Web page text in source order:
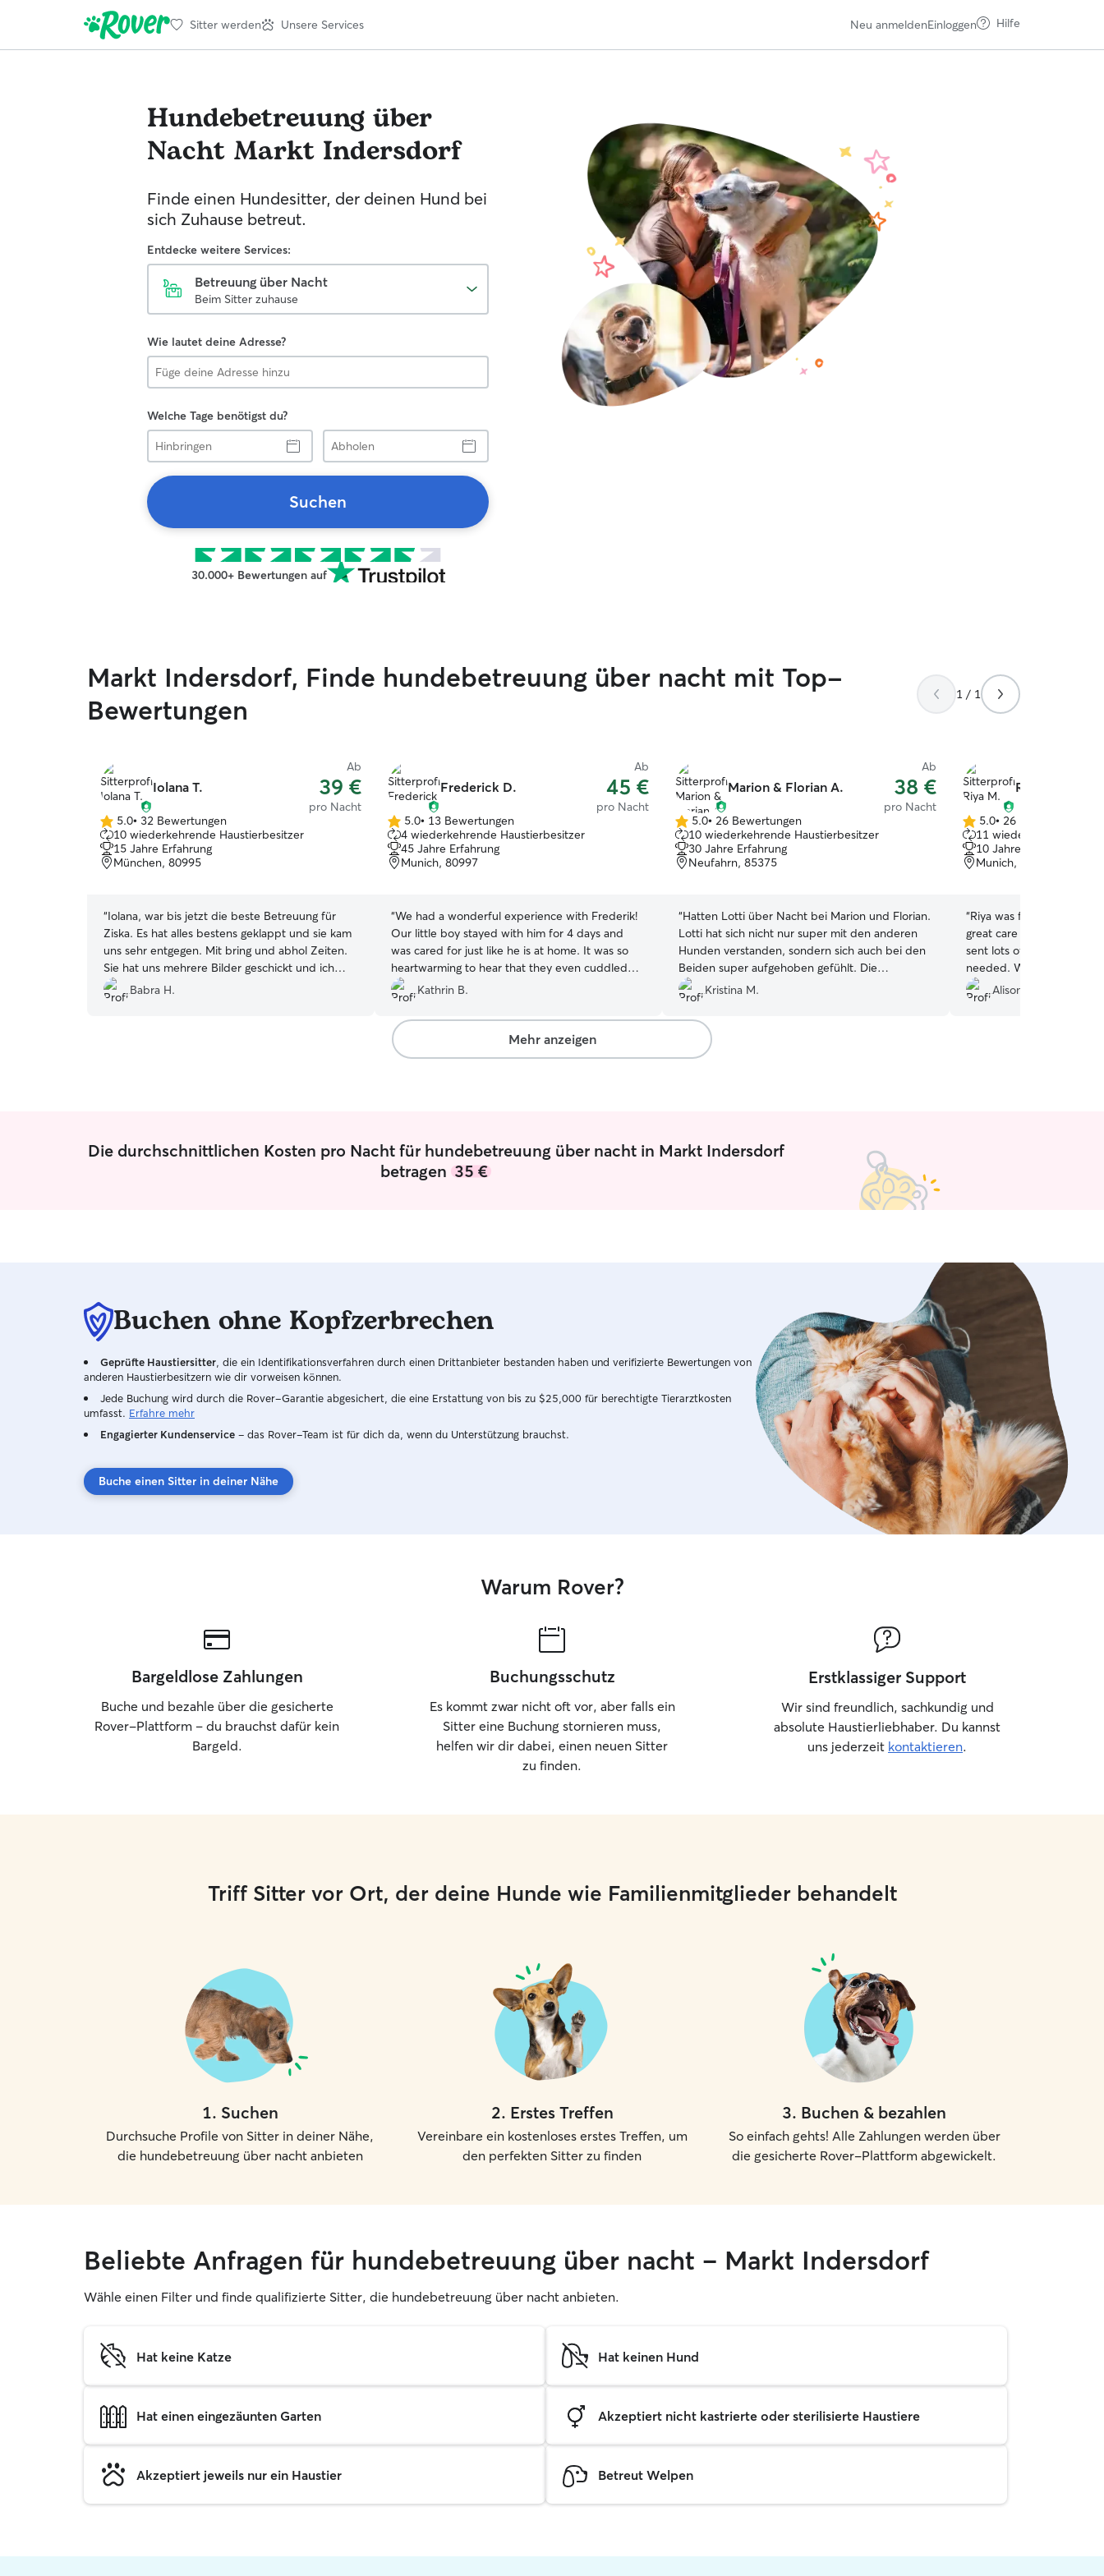
Sitter werden Unsere Services Neu anmeldenEinloggen Hilfe
Hundebetreuung über
Nacht Markt Indersdorf
Finde einen Hundesitter, der deinen Hund bei
sich Zuhause betreut.
Entdecke weitere Services:
Betreuung über Nacht
Beim Sitter zuhause
Wie lautet deine Adresse?
Welche Tage benötigst du?
Hinbringen
Abholen
Suchen
30.000+ Bewertungen auf
Markt Indersdorf, Finde hundebetreuung über nacht mit Top-
Bewertungen
1 / 1
Iolana T.
Ab
39 €
pro Nacht
5.0
von
5
Sternen
5.0• 32 Bewertungen
10 wiederkehrende Haustierbesitzer
15 Jahre Erfahrung
München, 80995
“Iolana, war bis jetzt die beste Betreuung für
Ziska. Es hat alles bestens geklappt und sie kam
uns sehr entgegen. Mit bring und abhol Zeiten.
Sie hat uns mehrere Bilder geschickt und ich
konnte gut erkennen das es Ziska gut ging.
Würde ich auf jedenfall wieder buchen.
Babra H.
Frederick D.
Ab
45 €
pro Nacht
5.0
von
5
Sternen
5.0• 13 Bewertungen
4 wiederkehrende Haustierbesitzer
45 Jahre Erfahrung
Munich, 80997
“We had a wonderful experience with Frederik!
Our little boy stayed with him for 4 days and
was cared for just like he is at home. It was so
heartwarming to hear that they even cuddled
and that our dog managed to make Frederik
laugh. Frederik also gave us plenty of updates
and pictures throughout the stay, which gave us
such peace of mind knowing he was so
comfortable and happy. We truly appreciated
Kathrin B.
Marion & Florian A.
Ab
38 €
pro Nacht
5.0
von
5
Sternen
5.0• 26 Bewertungen
10 wiederkehrende Haustierbesitzer
30 Jahre Erfahrung
Neufahrn, 85375
“Hatten Lotti über Nacht bei Marion und Florian.
Lotti hat sich nicht nur super mit den anderen
Hunden verstanden, sondern sich auch bei den
Beiden super aufgehoben gefühlt. Die
Kommunikation vorab sowie während dem
Aufenthalt lief einwandfrei. Als kleine Updates
gab es einige tolle Aufnahmen vom Spielen im
großen Garten oder dem Gassi gehen. Die zwei
passen nicht nur auf sondern beschäftigen sich
Kristina M.
Riya M.
5.0
von
5
Sternen
5.0• 26 Bewertungen
11 wiederkehrende
10 Jahre Erfahrung
Munich, 80993
“Riya was friendly and
great care of our dog
sent lots of pictures and
needed. We would
Alison C.
Mehr anzeigen
Die durchschnittlichen Kosten pro Nacht für hundebetreuung über nacht in Markt Indersdorf
betragen35 €
Buchen ohne Kopfzerbrechen
Geprüfte Haustiersitter , die ein Identifikationsverfahren durch einen Drittanbieter bestanden haben und verifizierte Bewertungen von
anderen Haustierbesitzern wie dir vorweisen können.
Jede Buchung wird durch die Rover-Garantie abgesichert, die eine Erstattung von bis zu $25,000 für berechtigte Tierarztkosten
umfasst. Erfahre mehr
Engagierter Kundenservice – das Rover-Team ist für dich da, wenn du Unterstützung brauchst.
Buche einen Sitter in deiner Nähe
Warum Rover?
Bargeldlose Zahlungen
Buche und bezahle über die gesicherte
Rover-Plattform – du brauchst dafür kein
Bargeld.
Buchungsschutz
Es kommt zwar nicht oft vor, aber falls ein
Sitter eine Buchung stornieren muss,
helfen wir dir dabei, einen neuen Sitter
zu finden.
Erstklassiger Support
Wir sind freundlich, sachkundig und
absolute Haustierliebhaber. Du kannst
uns jederzeit kontaktieren.
Triff Sitter vor Ort, der deine Hunde wie Familienmitglieder behandelt
1. Suchen
Durchsuche Profile von Sitter in deiner Nähe,
die hundebetreuung über nacht anbieten
2. Erstes Treffen
Vereinbare ein kostenloses erstes Treffen, um
den perfekten Sitter zu finden
3. Buchen & bezahlen
So einfach gehts! Alle Zahlungen werden über
die gesicherte Rover-Plattform abgewickelt.
Beliebte Anfragen für hundebetreuung über nacht – Markt Indersdorf
Wähle einen Filter und finde qualifizierte Sitter, die hundebetreuung über nacht anbieten.
Hat keine Katze Hat keinen Hund
Hat einen eingezäunten Garten Akzeptiert nicht kastrierte oder sterilisierte Haustiere
Akzeptiert jeweils nur ein Haustier Betreut Welpen